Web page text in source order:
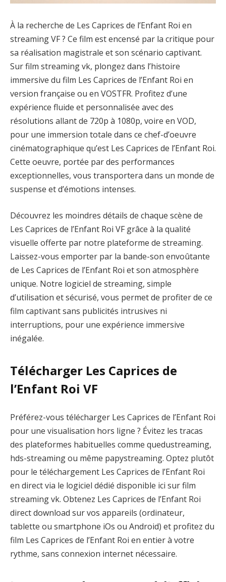
À la recherche de Les Caprices de l’Enfant Roi en
streaming VF ? Ce film est encensé par la critique pour
sa réalisation magistrale et son scénario captivant.
Sur film streaming vk, plongez dans l’histoire
immersive du film Les Caprices de l’Enfant Roi en
version française ou en VOSTFR. Profitez d’une
expérience fluide et personnalisée avec des
résolutions allant de 720p à 1080p, voire en VOD,
pour une immersion totale dans ce chef-d’oeuvre
cinématographique qu’est Les Caprices de l’Enfant Roi.
Cette oeuvre, portée par des performances
exceptionnelles, vous transportera dans un monde de
suspense et d’émotions intenses.
Découvrez les moindres détails de chaque scène de
Les Caprices de l’Enfant Roi VF grâce à la qualité
visuelle offerte par notre plateforme de streaming.
Laissez-vous emporter par la bande-son envoûtante
de Les Caprices de l’Enfant Roi et son atmosphère
unique. Notre logiciel de streaming, simple
d’utilisation et sécurisé, vous permet de profiter de ce
film captivant sans publicités intrusives ni
interruptions, pour une expérience immersive
inégalée.
Télécharger Les Caprices de
l’Enfant Roi VF
Préférez-vous télécharger Les Caprices de l’Enfant Roi
pour une visualisation hors ligne ? Évitez les tracas
des plateformes habituelles comme quedustreaming,
hds-streaming ou même papystreaming. Optez plutôt
pour le téléchargement Les Caprices de l’Enfant Roi
en direct via le logiciel dédié disponible ici sur film
streaming vk. Obtenez Les Caprices de l’Enfant Roi
direct download sur vos appareils (ordinateur,
tablette ou smartphone iOs ou Android) et profitez du
film Les Caprices de l’Enfant Roi en entier à votre
rythme, sans connexion internet nécessaire.